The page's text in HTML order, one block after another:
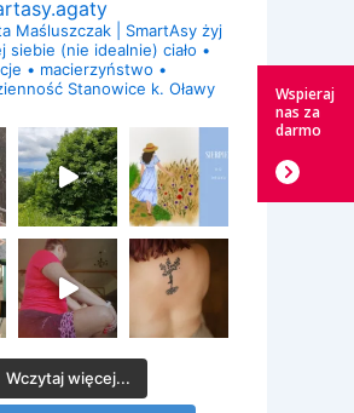
Maśluszczak | SmartAsy żyj
siebie (nie idealnie) ciało •
• macierzyństwo •
Stanowice k. Oławy
Wczytaj więcej...
Wspieraj
nas za
darmo